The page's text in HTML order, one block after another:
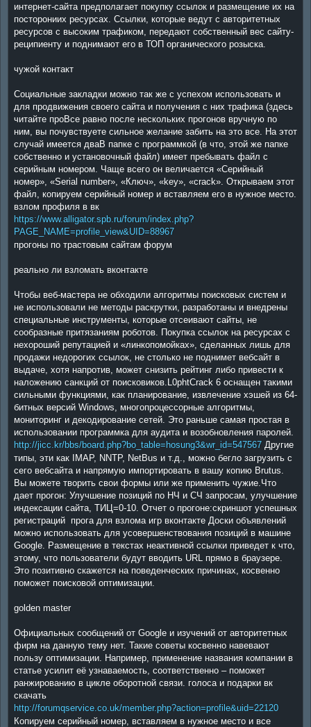
интернет-сайта предполагает покупку ссылок и размещение их на
посторониих ресурсах. Ссылки, которые ведут с авторитетных
ресурсов с высоким трафиком, передают собственный вес сайту-
реципиенту и поднимают его в ТОП органического розыска.
чужой контакт
Социальные закладки можно так же с успехом использовать и
для продвижения своего сайта и получения с них трафика (здесь
читайте проВсе равно после нескольких прогонов вручную по
ним, вы почувствуете сильное желание забить на это все. На этот
случай имеется дваВ папке с программкой (в что, этой же папке
собственно и установочный файл) имеет пребывать файл с
серийным номером. Чаще всего он величается «Серийный
номер», «Serial number», «Ключ», «key», «crack». Открываем этот
файл, копируем серийный номер и вставляем его в нужное место.
взлом профиля в вк
https://www.alligator.spb.ru/forum/index.php?
PAGE_NAME=profile_view&UID=88967
прогоны по трастовым сайтам форум
реально ли взломать вконтакте
Чтобы веб-мастера не обходили алгоритмы поисковых систем и
не использовали не методы раскрутки, разработаны и внедрены
специальные инструменты, которые отсеивают сайты, не
сообразные притязаниям роботов. Покупка ссылок на ресурсах с
нехороший репутацией и «линкопомойках», сделанных лишь для
продажи недорогих ссылок, не столько не поднимет вебсайт в
выдаче, хотя напротив, может снизить рейтинг либо привести к
наложению санкций от поисковиков.L0phtCrack 6 оснащен такими
сильными функциями, как планирование, извлечение хэшей из 64-
битных версий Windows, многопроцессорные алгоритмы,
мониторинг и декодирование сетей. Это раньше самая простая в
использовании программка для аудита и возобновления паролей.
http://jicc.kr/bbs/board.php?bo_table=hosung3&wr_id=547567 Другие
типы, эти как IMAP, NNTP, NetBus и т.д., можно бегло загрузить с
сего вебсайта и напрямую импортировать в вашу копию Brutus.
Вы можете творить свои формы или же применить чужие.Что
дает прогон: Улучшение позиций по НЧ и СЧ запросам, улучшение
индексации сайта, ТИЦ=0-10. Отчет о прогоне:скриншот успешных
регистраций прога для взлома игр вконтакте Доски объявлений
можно использовать для усовершенствования позиций в машине
Google. Размещение в текстах неактивной ссылки приведет к что,
этому, что пользователи будут вводить URL прямо в браузере.
Это позитивно скажется на поведенческих причинах, косвенно
поможет поисковой оптимизации.
golden master
Официальных сообщений от Google и изучений от авторитетных
фирм на данную тему нет. Такие советы косвенно навевают
пользу оптимизации. Например, применение названия компании в
статье усилит её узнаваемость, соответственно – поможет
ранжированию в цикле оборотной связи. голоса и подарки вк
скачать
http://forumqservice.co.uk/member.php?action=profile&uid=22120
Копируем серийный номер, вставляем в нужное место и все